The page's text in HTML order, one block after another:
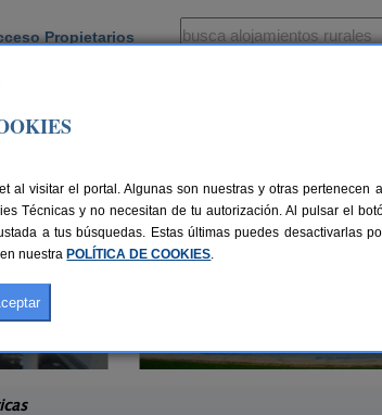
Propietarios
visitar el portal. Algunas son nuestras y otras pertenecen
Técnicas y no necesitan de tu autorización. Al pulsar el
a tus búsquedas. Estas últimas puedes desactivarlas
nuestra POLÍTICA DE COOKIES.